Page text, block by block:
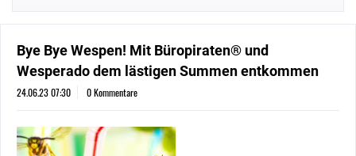
Bye Bye Wespen! Mit Büropiraten® und
Wesperado dem lästigen Summen entkommen
24.06.23 07:30 0 Kommentare